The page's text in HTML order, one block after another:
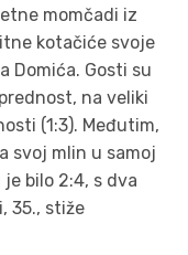
momčadi iz
kotačiće svoje
Domića. Gosti su
na veliki
(1:3). Međutim,
svoj mlin u samoj
bilo 2:4, s dva
35., stiže